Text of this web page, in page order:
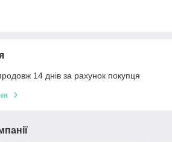
14 днів за рахунок покупця